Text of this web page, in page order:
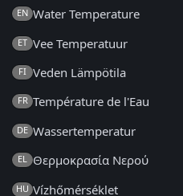
EN Water Temperature
ET Vee Temperatuur
FI Veden Lämpötila
FR Température de l'Eau
DE Wassertemperatur
EL Θερμοκρασία Νερού
HU Vízhőmérséklet